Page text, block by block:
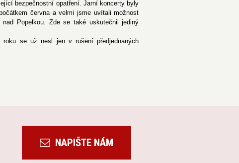
bezpečnostní opatření. Jarní koncerty byly
června a velmi jsme uvítali možnost
Popelkou. Zde se také uskutečnil jediný
se už nesl jen v rušení předjednaných
NAPIŠTE NÁM